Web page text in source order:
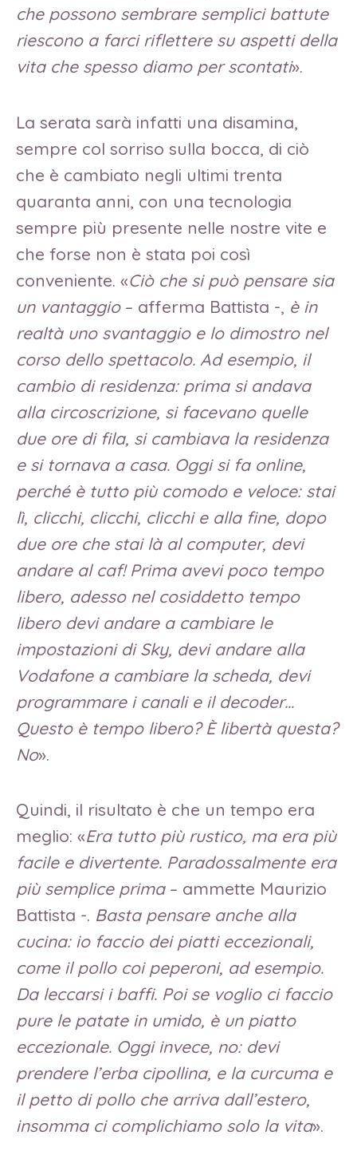
che possono sembrare semplici battute
riescono a farci riflettere su aspetti della
vita che spesso diamo per scontati».
La serata sarà infatti una disamina,
sempre col sorriso sulla bocca, di ciò
che è cambiato negli ultimi trenta
quaranta anni, con una tecnologia
sempre più presente nelle nostre vite e
che forse non è stata poi così
conveniente. «Ciò che si può pensare sia
un vantaggio– afferma Battista -, è in
realtà uno svantaggio e lo dimostro nel
corso dello spettacolo. Ad esempio, il
cambio di residenza: prima si andava
alla circoscrizione, si facevano quelle
due ore di fila, si cambiava la residenza
e si tornava a casa. Oggi si fa online,
perché è tutto più comodo e veloce: stai
lì, clicchi, clicchi, clicchi e alla fine, dopo
due ore che stai là al computer, devi
andare al caf! Prima avevi poco tempo
libero, adesso nel cosiddetto tempo
libero devi andare a cambiare le
impostazioni di Sky, devi andare alla
Vodafone a cambiare la scheda, devi
programmare i canali e il decoder…
Questo è tempo libero? È libertà questa?
No».
Quindi, il risultato è che un tempo era
meglio: «Era tutto più rustico, ma era più
facile e divertente. Paradossalmente era
più semplice prima– ammette Maurizio
Battista -. Basta pensare anche alla
cucina: io faccio dei piatti eccezionali,
come il pollo coi peperoni, ad esempio.
Da leccarsi i baffi. Poi se voglio ci faccio
pure le patate in umido, è un piatto
eccezionale. Oggi invece, no: devi
prendere l’erba cipollina, e la curcuma e
il petto di pollo che arriva dall’estero,
insomma ci complichiamo solo la vita».